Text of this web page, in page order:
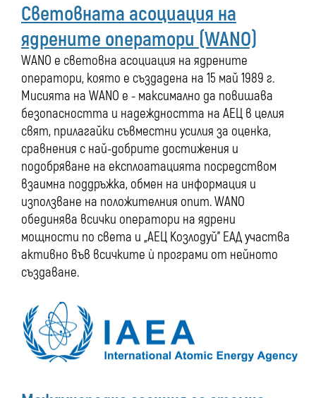
Световната асоциация на
ядрените оператори (WANO)
WANO е световна асоциация на ядрените
оператори, която е създадена на 15 май 1989 г.
Мисията на WANO е - максимално да повишава
безопасността и надеждността на АЕЦ в целия
свят, прилагайки съвместни усилия за оценка,
сравнения с най-добрите достижения и
подобряване на експлоатацията посредством
взаимна поддръжка, обмен на информация и
използване на положителния опит. WANO
обединява всички оператори на ядрени
мощности по света и „АЕЦ Козлодуй” ЕАД участва
активно във всичките ѝ програми от нейното
създаване.